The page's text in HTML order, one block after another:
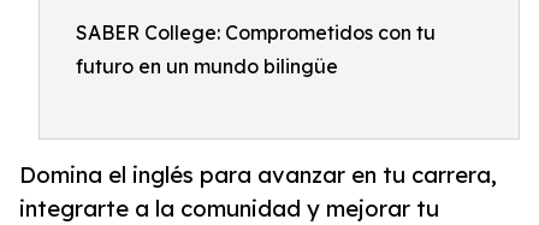
SABER College: Comprometidos con tu
futuro en un mundo bilingüe
Domina el inglés para avanzar en tu carrera,
integrarte a la comunidad y mejorar tu